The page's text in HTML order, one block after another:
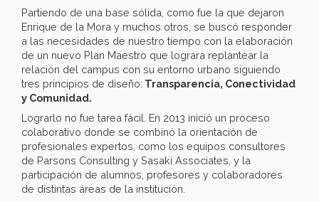
Partiendo de una base sólida, como fue la que dejaron
Enrique de la Mora y muchos otros, se buscó responder
a las necesidades de nuestro tiempo con la elaboración
de un nuevo Plan Maestro que lograra replantear la
relación del campus con su entorno urbano siguiendo
tres principios de diseño: Transparencia, Conectividad
y Comunidad.
Lograrlo no fue tarea fácil. En 2013 inició un proceso
colaborativo donde se combinó la orientación de
profesionales expertos, como los equipos consultores
de Parsons Consulting y Sasaki Associates, y la
participación de alumnos, profesores y colaboradores
de distintas áreas de la institución.